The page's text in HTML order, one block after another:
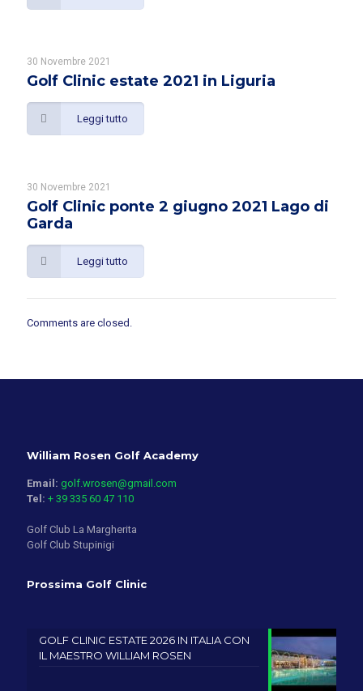
30 Novembre 2021
Golf Clinic estate 2021 in Liguria
Leggi tutto
30 Novembre 2021
Golf Clinic ponte 2 giugno 2021 Lago di
Garda
Leggi tutto
Comments are closed.
William Rosen Golf Academy
Email: golf.wrosen@gmail.com
Tel: + 39 335 60 47 110
Golf Club La Margherita
Golf Club Stupinigi
Prossima Golf Clinic
GOLF CLINIC ESTATE 2026 IN ITALIA CON
IL MAESTRO WILLIAM ROSEN